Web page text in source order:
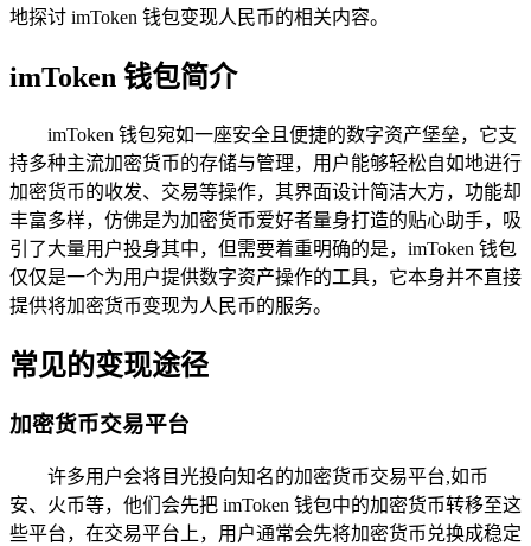
地探讨 imToken 钱包变现人民币的相关内容。
imToken 钱包简介
imToken 钱包宛如一座安全且便捷的数字资产堡垒，它支
持多种主流加密货币的存储与管理，用户能够轻松自如地进行
加密货币的收发、交易等操作，其界面设计简洁大方，功能却
丰富多样，仿佛是为加密货币爱好者量身打造的贴心助手，吸
引了大量用户投身其中，但需要着重明确的是，imToken 钱包
仅仅是一个为用户提供数字资产操作的工具，它本身并不直接
提供将加密货币变现为人民币的服务。
常见的变现途径
加密货币交易平台
许多用户会将目光投向知名的加密货币交易平台,如币
安、火币等，他们会先把 imToken 钱包中的加密货币转移至这
些平台，在交易平台上，用户通常会先将加密货币兑换成稳定